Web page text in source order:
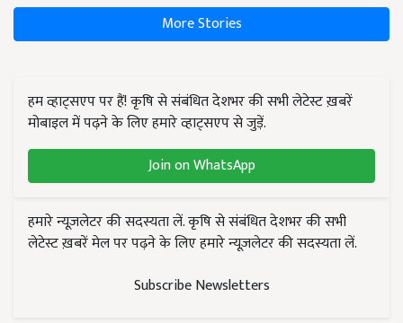
More Stories
हम व्हाट्सएप पर हैं! कृषि से संबंधित देशभर की सभी लेटेस्ट ख़बरें
मोबाइल में पढ़ने के लिए हमारे व्हाट्सएप से जुड़ें.
Join on WhatsApp
हमारे न्यूज़लेटर की सदस्यता लें. कृषि से संबंधित देशभर की सभी
लेटेस्ट ख़बरें मेल पर पढ़ने के लिए हमारे न्यूज़लेटर की सदस्यता लें.
Subscribe Newsletters